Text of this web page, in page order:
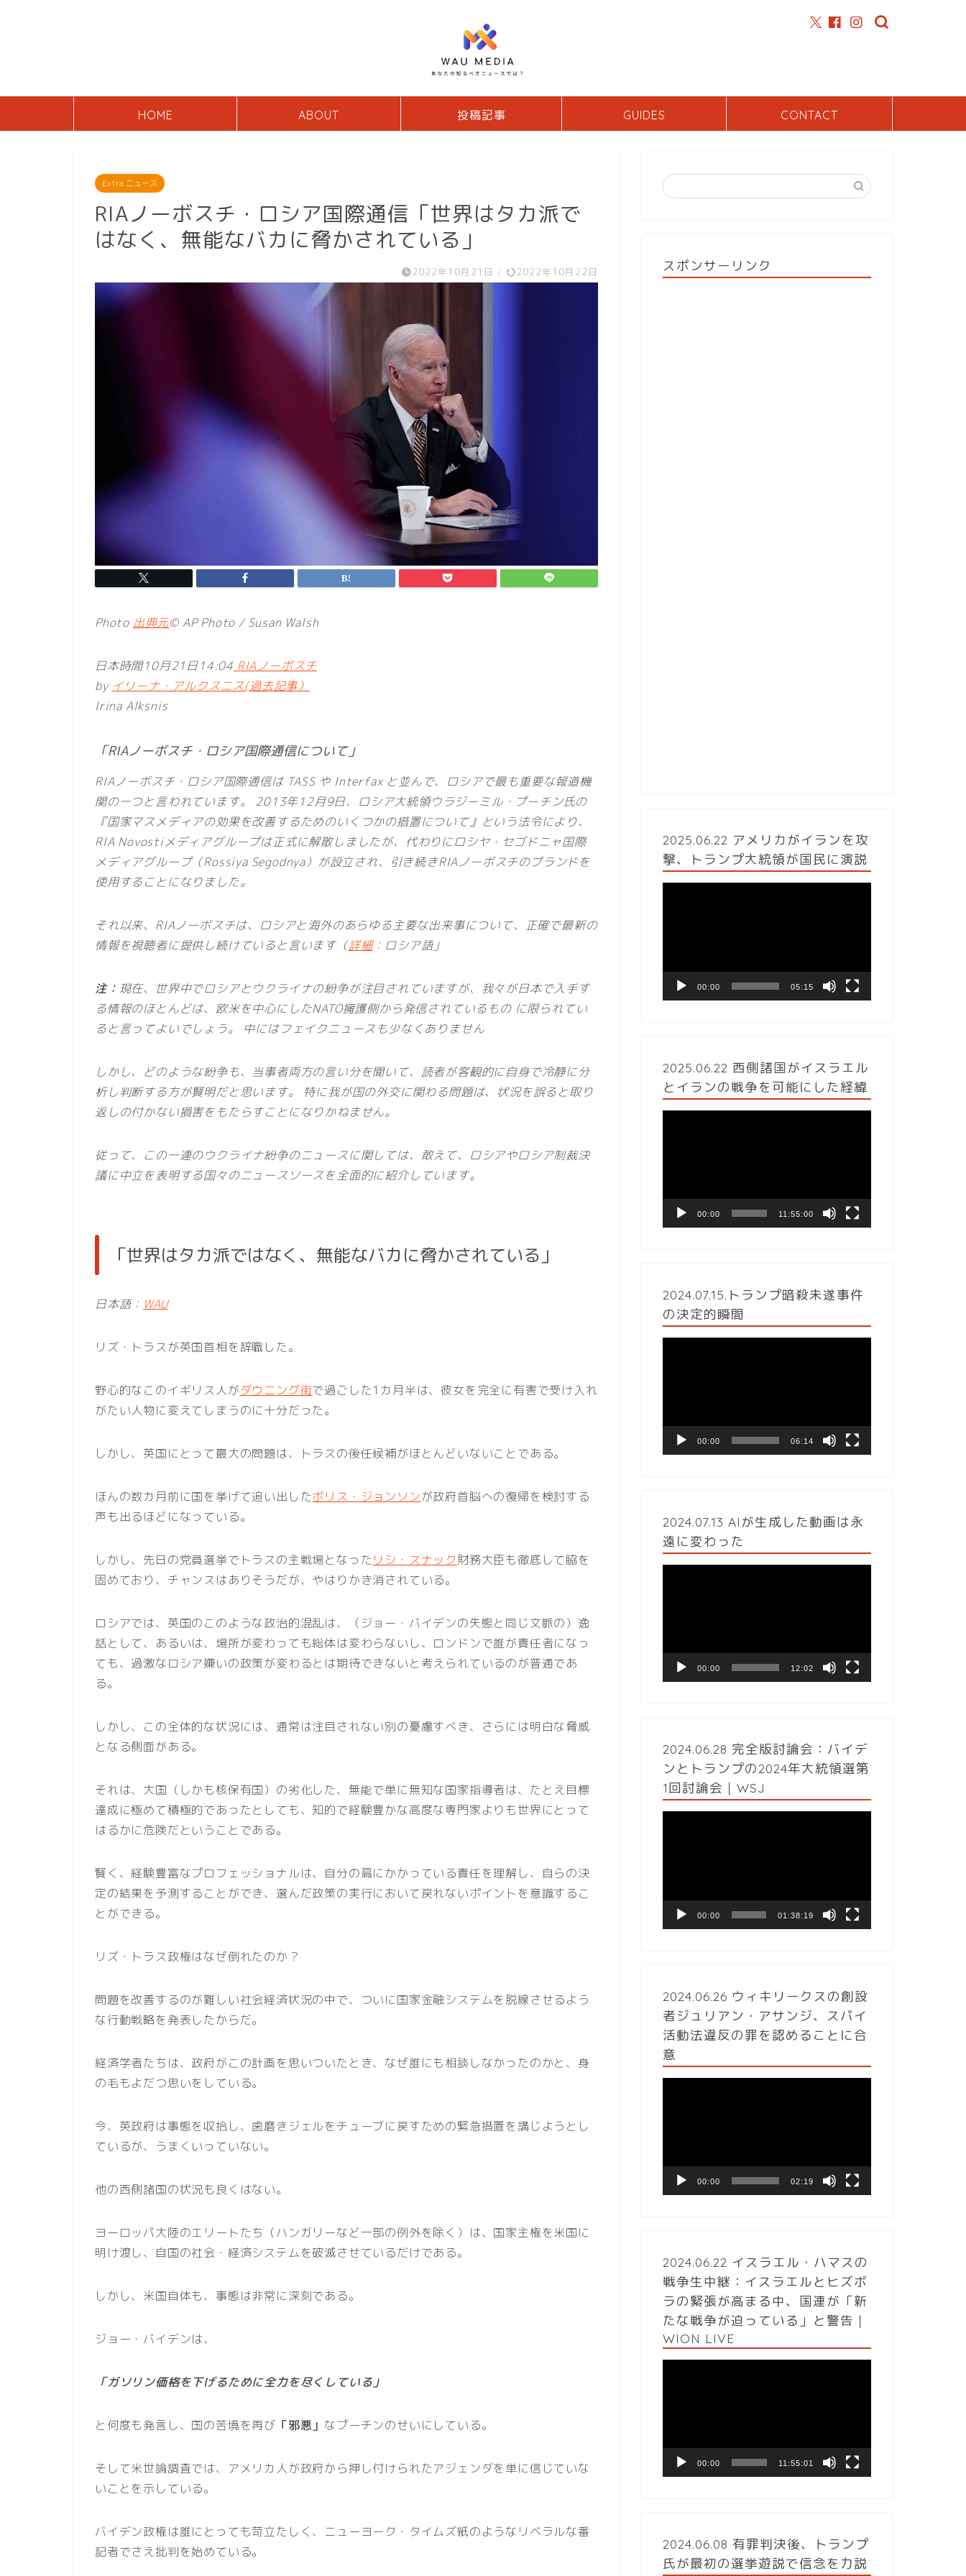
HOME ABOUT 投稿記事 GUIDES CONTACT
Extra ニュース
RIAノーボスチ・ロシア国際通信「世界はタカ派で
はなく、無能なバカに脅かされている」
2022年10月21日 / 2022年10月22日
Photo 出典元© AP Photo / Susan Walsh
日本時間10月21日14:04 RIAノーボスチ
by イリーナ・アルクスニス(過去記事）
Irina Alksnis
「RIAノーボスチ・ロシア国際通信について」
RIAノーボスチ・ロシア国際通信は TASS や Interfax と並んで、ロシアで最も重要な報道機
関の一つと言われています。 2013年12月9日、ロシア大統領ウラジーミル・プーチン氏の
『国家マスメディアの効果を改善するためのいくつかの措置について』という法令により、
RIA Novostiメディアグループは正式に解散しましたが、代わりにロシヤ・セゴドニャ国際
メディアグループ（Rossiya Segodnya）が設立され、引き続きRIAノーボスチのブランドを
使用することになりました。
それ以来、RIAノーボスチは、ロシアと海外のあらゆる主要な出来事について、正確で最新の
情報を視聴者に提供し続けていると言います（詳細：ロシア語」
注： 現在、世界中でロシアとウクライナの紛争が注目されていますが、我々が日本で入手す
る情報のほとんどは、欧米を中心にしたNATO擁護側から発信されているもの に限られてい
ると言ってよいでしょう。 中にはフェイクニュースも少なくありません
しかし、どのような紛争も、当事者両方の言い分を聞いて、読者が客観的に自身で冷静に分
析し判断する方が賢明だと思います。 特に我が国の外交に関わる問題は、状況を誤ると取り
返しの付かない損害をもたらすことになりかねません。
従って、この一連のウクライナ紛争のニュースに関しては、敢えて、ロシアやロシア制裁決
議に中立を表明する国々のニュースソースを全面的に紹介しています。
「世界はタカ派ではなく、無能なバカに脅かされている」
日本語： WAU
リズ・トラスが英国首相を辞職した。
野心的なこのイギリス人がダウニング街で過ごした1カ月半は、彼女を完全に有害で受け入れ
がたい人物に変えてしまうのに十分だった。
しかし、英国にとって最大の問題は、トラスの後任候補がほとんどいないことである。
ほんの数カ月前に国を挙げて追い出したボリス・ジョンソンが政府首脳への復帰を検討する
声も出るほどになっている。
しかし、先日の党員選挙でトラスの主戦場となった リシ・スナック 財務大臣も徹底して脇を
固めており、チャンスはありそうだが、やはりかき消されている。
ロシアでは、英国のこのような政治的混乱は、（ジョー・バイデンの失態と同じ文脈の）逸
話として、あるいは、場所が変わっても総体は変わらないし、ロンドンで誰が責任者になっ
ても、過激なロシア嫌いの政策が変わるとは期待できないと考えられているのが普通であ
る。
しかし、この全体的な状況には、通常は注目されない別の憂慮すべき、さらには明白な脅威
となる側面がある。
それは、大国（しかも核保有国）の劣化した、無能で単に無知な国家指導者は、たとえ目標
達成に極めて積極的であったとしても、知的で経験豊かな高度な専門家よりも世界にとって
はるかに危険だということである。
賢く、経験豊富なプロフェッショナルは、自分の肩にかかっている責任を理解し、自らの決
定の結果を予測することができ、選んだ政策の実行において戻れないポイントを意識するこ
とができる。
リズ・トラス政権はなぜ倒れたのか？
問題を改善するのが難しい社会経済状況の中で、ついに国家金融システムを脱線させるよう
な行動戦略を発表したからだ。
経済学者たちは、政府がこの計画を思いついたとき、なぜ誰にも相談しなかったのかと、身
の毛もよだつ思いをしている。
今、英政府は事態を収拾し、歯磨きジェルをチューブに戻すための緊急措置を講じようとし
ているが、うまくいっていない。
他の西側諸国の状況も良くはない。
ヨーロッパ大陸のエリートたち（ハンガリーなど一部の例外を除く）は、国家主権を米国に
明け渡し、自国の社会・経済システムを破滅させているだけである。
しかし、米国自体も、事態は非常に深刻である。
ジョー・バイデンは、
「ガソリン価格を下げるために全力を尽くしている」
と何度も発言し、国の苦境を再び 「邪悪」 なプーチンのせいにしている。
そして米世論調査では、アメリカ人が政府から押し付けられたアジェンダを単に信じていな
いことを示している。
バイデン政権は誰にとっても苛立たしく、ニューヨーク・タイムズ紙のようなリベラルな番
記者でさえ批判を始めている。
スポンサーリンク
2025.06.22 アメリカがイランを攻
撃、トランプ大統領が国民に演説
ヤ
00:00 05:15
2025.06.22 西側諸国がイスラエル
とイランの戦争を可能にした経緯
ヤ
00:00 11:55:00
2024.07.15.トランプ暗殺未遂事件
の決定的瞬間
ヤ
00:00 06:14
2024.07.13 AIが生成した動画は永
遠に変わった
ヤ
00:00 12:02
2024.06.28 完全版討論会：バイデ
ンとトランプの2024年大統領選第
1回討論会｜WSJ
ヤ
00:00 01:38:19
2024.06.26 ウィキリークスの創設
者ジュリアン・アサンジ、スパイ
活動法違反の罪を認めることに合
意
ヤ
00:00 02:19
2024.06.22 イスラエル・ハマスの
戦争生中継：イスラエルとヒズボ
ラの緊張が高まる中、国連が「新
たな戦争が迫っている」と警告｜
WION LIVE
ヤ
00:00 11:55:01
2024.06.08 有罪判決後、トランプ
氏が最初の選挙遊説で信念を力説